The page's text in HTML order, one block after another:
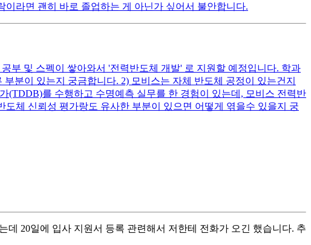
라면 괜히 바로 졸업하는 게 아닌가 싶어서 불안합니다.
부 및 스펙이 쌓아와서 '전력반도체 개발' 로 지원할 예정입니다. 학과
분이 있는지 궁금합니다. 2) 모비스는 자체 반도체 공정이 있는건지
(TDDB)를 수행하고 수명예측 실무를 한 경험이 있는데, 모비스 전력반
체 신뢰성 평가랑도 유사한 부분이 있으면 어떻게 엮을수 있을지 궁
20일에 입사 지원서 등록 관련해서 저한테 전화가 오긴 했습니다. 추